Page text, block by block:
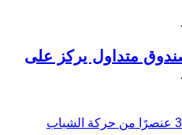
متداول يركز على